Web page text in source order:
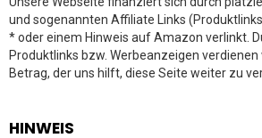
und sogenannten Affiliate Links
* oder einem Hinweis auf Amazon verlinkt.
Produktlinks bzw. Werbeanzeigen verdienen
Betrag, der uns hilft, diese Seite weiter zu
HINWEIS